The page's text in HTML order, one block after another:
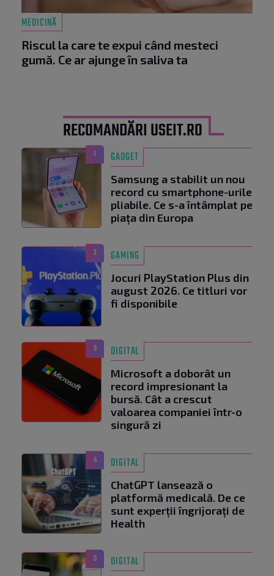
MEDICINĂ
Riscul la care te expui când mesteci
gumă. Ce ar ajunge în saliva ta
RECOMANDĂRI USEIT.RO
1 GADGET
Samsung a stabilit un nou
record cu smartphone-urile
pliabile. Ce s-a întâmplat pe
piața din Europa
2 GAMING
Jocuri PlayStation Plus din
august 2026. Ce titluri vor
fi disponibile
3 DIGITAL
Microsoft a doborât un
record impresionant la
bursă. Cât a crescut
valoarea companiei într-o
singură zi
4 DIGITAL
ChatGPT lansează o
platformă medicală. De ce
sunt experții îngrijorați de
Health
5 DIGITAL